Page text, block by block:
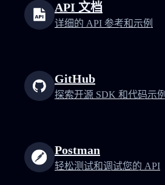
API 文档
详细的 API 参考和示例
GitHub
探索开源 SDK 和代码示例
Postman
轻松测试和调试您的 API